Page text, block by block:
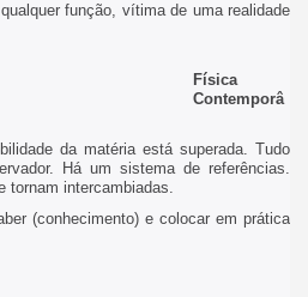
função, vítima de uma realidade
Física
Contemporâ
da matéria está superada. Tudo
Há um sistema de referências.
tornam intercambiadas.
(conhecimento) e colocar em prática